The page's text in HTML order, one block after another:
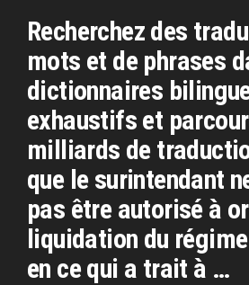
Recherchez des
mots et de phrases
dictionnaires
exhaustifs et
milliards de
que le surintendant
pas être autorisé à
liquidation du
en ce qui a trait à …